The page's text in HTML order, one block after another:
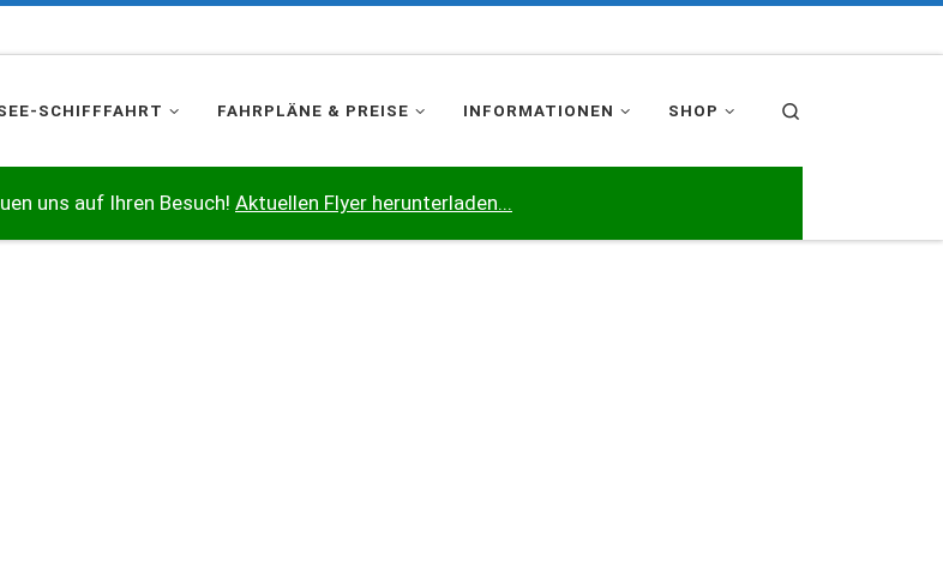
SCHIFFFAHRT FAHRPLÄNE & PREISE INFORMATIONEN SHOP
uns auf Ihren Besuch! Aktuellen Flyer herunterladen...